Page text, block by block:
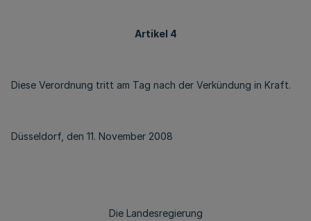
Artikel 4
Diese Verordnung tritt am Tag nach der Verkündung in Kraft.
Düsseldorf, den 11. November 2008
Die Landesregierung